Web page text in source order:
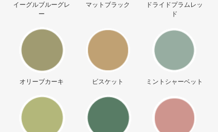
イーグルブルーグレ
ー
マットブラック
ドライドプラムレッ
ド
オリーブカーキ ビスケット ミントシャーベット